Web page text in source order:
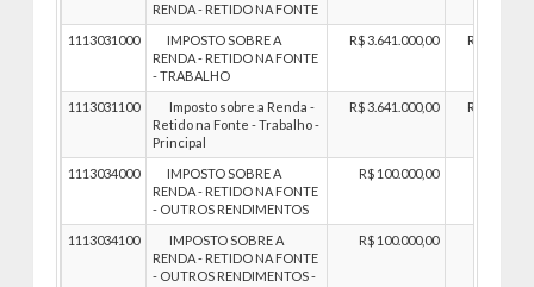
RENDA - RETIDO NA FONTE
1113031000
IMPOSTO SOBRE A
RENDA - RETIDO NA FONTE
- TRABALHO
R$ 3.641.000,00 R$
1113031100
Imposto sobre a Renda -
Retido na Fonte - Trabalho -
Principal
R$ 3.641.000,00 R$
1113034000
IMPOSTO SOBRE A
RENDA - RETIDO NA FONTE
- OUTROS RENDIMENTOS
R$ 100.000,00
1113034100
IMPOSTO SOBRE A
RENDA - RETIDO NA FONTE
- OUTROS RENDIMENTOS -
R$ 100.000,00